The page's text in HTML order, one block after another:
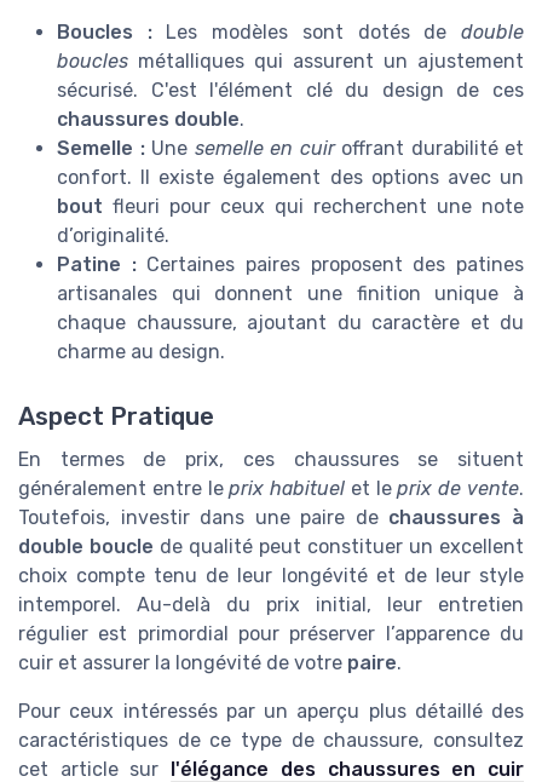
Boucles : Les modèles sont dotés dedouble
boucles métalliques qui assurent un ajustement
sécurisé. C'est l'élément clé du design de ces
chaussures double.
Semelle : Une semelle en cuiroffrant durabilité et
confort. Il existe également des options avec un
bout fleuri pour ceux qui recherchent une note
d’originalité.
Patine : Certaines paires proposent des patines
artisanales qui donnent une finition unique à
chaque chaussure, ajoutant du caractère et du
charme au design.
Aspect Pratique
En termes de prix, ces chaussures se situent
généralement entre leprix habituel et leprix de vente.
Toutefois, investir dans une paire de chaussures à
double boucle de qualité peut constituer un excellent
choix compte tenu de leur longévité et de leur style
intemporel. Au-delà du prix initial, leur entretien
régulier est primordial pour préserver l’apparence du
cuir et assurer la longévité de votre paire.
Pour ceux intéressés par un aperçu plus détaillé des
caractéristiques de ce type de chaussure, consultez
cet article sur l'élégance des chaussures en cuir